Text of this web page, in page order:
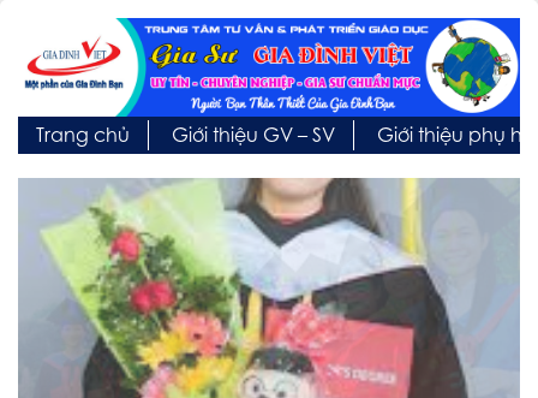
Trang chủ Giới thiệu GV – SV Giới thiệu phụ